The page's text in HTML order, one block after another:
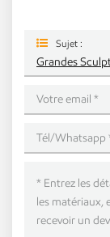
Sujet :